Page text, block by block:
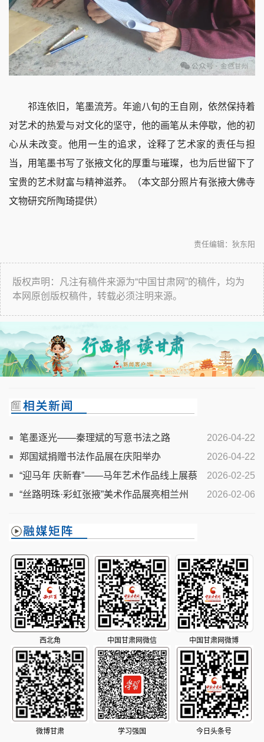
祁连依旧，笔墨流芳。年逾八旬的王自刚，依然保持着
对艺术的热爱与对文化的坚守，他的画笔从未停歇，他的初
心从未改变。他用一生的追求，诠释了艺术家的责任与担
当，用笔墨书写了张掖文化的厚重与璀璨，也为后世留下了
宝贵的艺术财富与精神滋养。（本文部分照片有张掖大佛寺
文物研究所陶琦提供）
责任编辑：狄东阳
版权声明：凡注有稿件来源为“中国甘肃网”的稿件，均为
本网原创版权稿件，转载必须注明来源。
2026-04-22
笔墨逐光——秦理斌的写意书法之路
2026-04-22
郑国斌捐赠书法作品展在庆阳举办
2026-02-25
“迎马年 庆新春”——马年艺术作品线上展蔡
卫东作品欣赏
2026-02-06
“丝路明珠·彩虹张掖”美术作品展亮相兰州
西北角 中国甘肃网微信 中国甘肃网微博
微博甘肃 学习强国 今日头条号